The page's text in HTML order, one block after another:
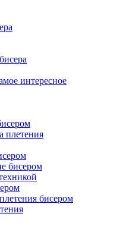
интересное
плетения
бисером
бисером